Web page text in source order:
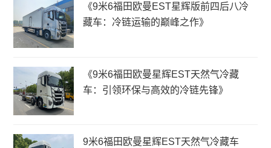
《9米6福田欧曼EST星辉版前四后八冷
藏车：冷链运输的巅峰之作》
《9米6福田欧曼星辉EST天然气冷藏
车：引领环保与高效的冷链先锋》
9米6福田欧曼星辉EST天然气冷藏车